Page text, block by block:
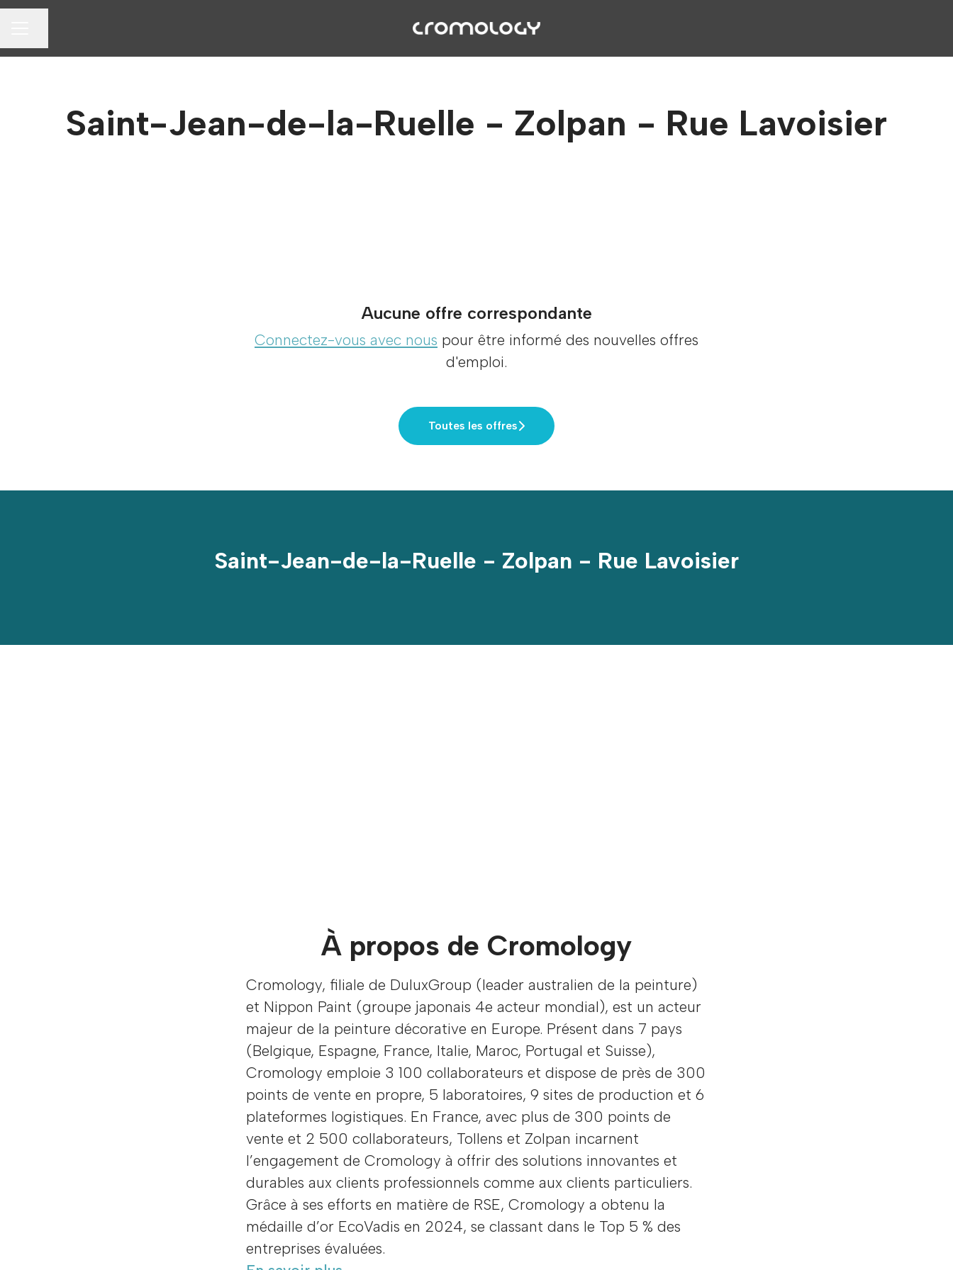
Saint-Jean-de-la-Ruelle - Zolpan - Rue Lavoisier
Aucune offre correspondante
Connectez-vous avec nous pour être informé des nouvelles offres
d'emploi.
Toutes les offres
Saint-Jean-de-la-Ruelle - Zolpan - Rue Lavoisier
À propos de Cromology
Cromology, filiale de DuluxGroup (leader australien de la peinture)
et Nippon Paint (groupe japonais 4e acteur mondial), est un acteur
majeur de la peinture décorative en Europe. Présent dans 7 pays
(Belgique, Espagne, France, Italie, Maroc, Portugal et Suisse),
Cromology emploie 3 100 collaborateurs et dispose de près de 300
points de vente en propre, 5 laboratoires, 9 sites de production et 6
plateformes logistiques. En France, avec plus de 300 points de
vente et 2 500 collaborateurs, Tollens et Zolpan incarnent
l’engagement de Cromology à offrir des solutions innovantes et
durables aux clients professionnels comme aux clients particuliers.
Grâce à ses efforts en matière de RSE, Cromology a obtenu la
médaille d’or EcoVadis en 2024, se classant dans le Top 5 % des
entreprises évaluées.